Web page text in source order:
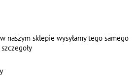
naszym sklepie wysyłamy tego samego